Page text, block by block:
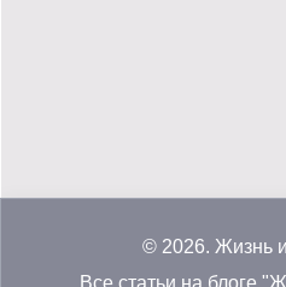
© 2026. Жизнь
Все статьи на блоге